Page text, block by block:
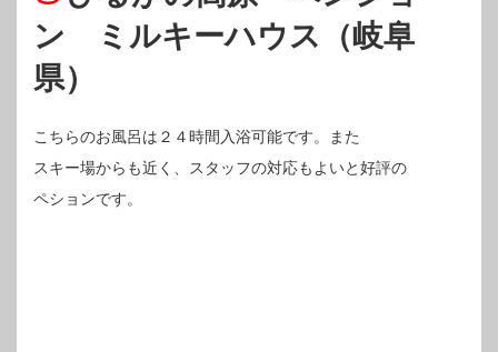
ン ミルキーハウス（岐阜
県）
こちらのお風呂は２４時間入浴可能です。また
スキー場からも近く、スタッフの対応もよいと好評の
ペションです。